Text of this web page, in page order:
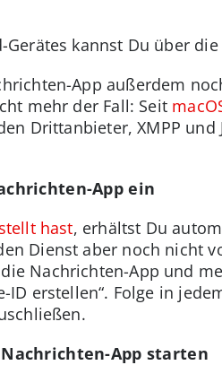
kannst Du über
App außerdem
mehr der Fall: Seit
Drittanbieter, XMPP
App ein
hast, erhältst Du
Dienst aber noch nicht
Nachrichten-App und
ID erstellen“. Folge in
App starten